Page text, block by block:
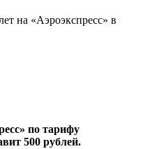
на «Аэроэкспресс» в
по тарифу
500 рублей.